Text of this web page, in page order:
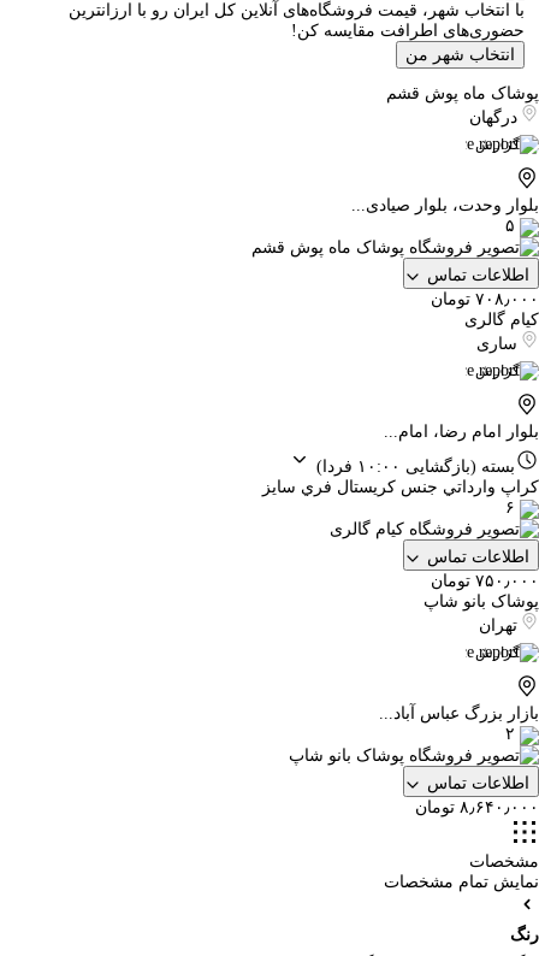
با انتخاب شهر، قیمت فروشگاه‌های آنلاین کل ایران رو با ارزانترین
حضوری‌های اطرافت مقایسه کن!
انتخاب شهر من
پوشاک ماه پوش قشم
درگهان
گزارش
بلوار وحدت، بلوار صیادی...
۵
اطلاعات تماس
۷۰۸٫۰۰۰ تومان
کیام گالری
ساری
گزارش
بلوار امام رضا، امام...
بسته (بازگشایی ۱۰:۰۰ فردا)
كراپ وارداتي جنس كريستال فري سايز
۶
اطلاعات تماس
۷۵۰٫۰۰۰ تومان
پوشاک بانو شاپ
تهران
گزارش
بازار بزرگ عباس آباد...
۲
اطلاعات تماس
۸٫۶۴۰٫۰۰۰ تومان
مشخصات
نمایش تمام مشخصات
رنگ